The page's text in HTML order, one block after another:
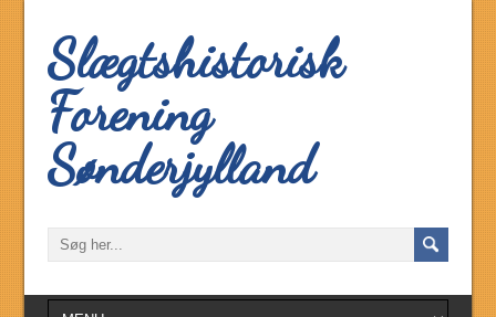
Slægtshistorisk
Forening
Sønderjylland